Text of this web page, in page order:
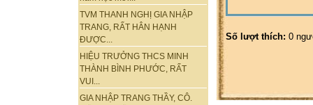
TVM THANH NGHỊ GIA NHẬP
TRANG, RẤT HÂN HẠNH
ĐƯỢC...
HIỆU TRƯỞNG THCS MINH
THÀNH BÌNH PHƯỚC, RẤT
VUI...
GIA NHẬP TRANG THẦY, CÔ.
Số lượt thích: 0